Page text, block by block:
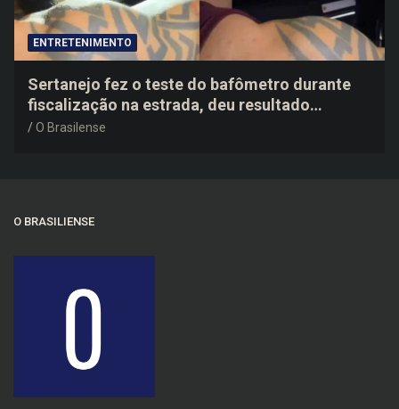
ENTRETENIMENTO
Sertanejo fez o teste do bafômetro durante
fiscalização na estrada, deu resultado
negativo e elogiou o trabalho dos agentes de
O Brasilense
O BRASILIENSE